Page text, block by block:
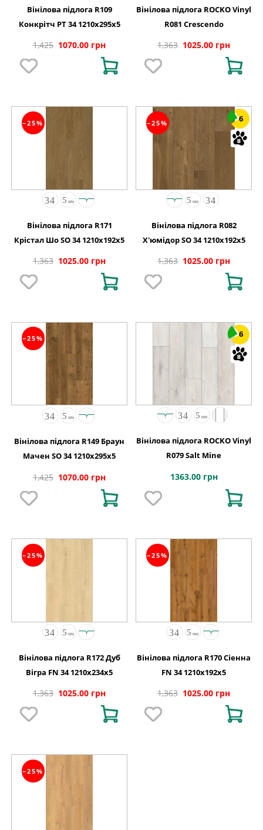
Вінілова підлога R109
Конкрітч PT 34 1210x295x5
1,425 1070.00 грн
Вінілова підлога ROCKO Vinyl
R081 Crescendo
1,363 1025.00 грн
−25%
Вінілова підлога R171
Крістал Шо SO 34 1210x192x5
1,363 1025.00 грн
−25% 6
Вінілова підлога R082
Х'юмідор SO 34 1210x192x5
1,363 1025.00 грн
−25%
Вінілова підлога R149 Браун
Мачен SO 34 1210x295x5
1,425 1070.00 грн
6
Вінілова підлога ROCKO Vinyl
R079 Salt Mine
1363.00 грн
−25%
Вінілова підлога R172 Дуб
Вігра FN 34 1210x234x5
1,363 1025.00 грн
−25%
Вінілова підлога R170 Сіенна
FN 34 1210x192x5
1,363 1025.00 грн
−25%